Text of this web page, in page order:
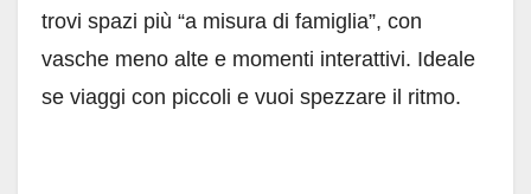
trovi spazi più “a misura di famiglia”, con
vasche meno alte e momenti interattivi. Ideale
se viaggi con piccoli e vuoi spezzare il ritmo.